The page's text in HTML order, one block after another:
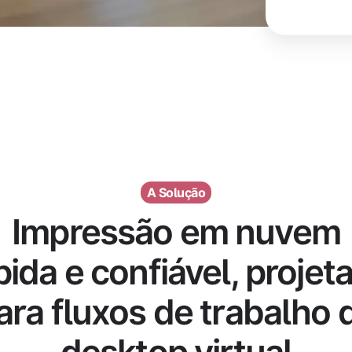
A Solução
Impressão em nuvem
e confiável,
fluxos de trabalho